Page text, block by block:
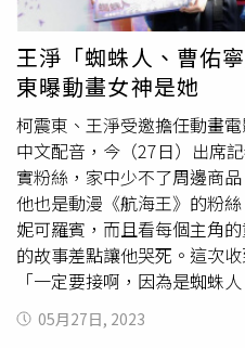
王淨「蜘蛛人、曹佑
東曝動畫女神是她
柯震東、王淨受邀擔任動畫
中文配音，今（27日）出席
實粉絲，家中少不了周邊商
他也是動漫《航海王》的粉
妮可羅賓，而且看每個主角
的故事差點讓他哭死。這次
「一定要接啊，因為是蜘蛛
悔。」由於前兩天抓不到角
天進入狀況後，就很想趕快
05月27日, 2023